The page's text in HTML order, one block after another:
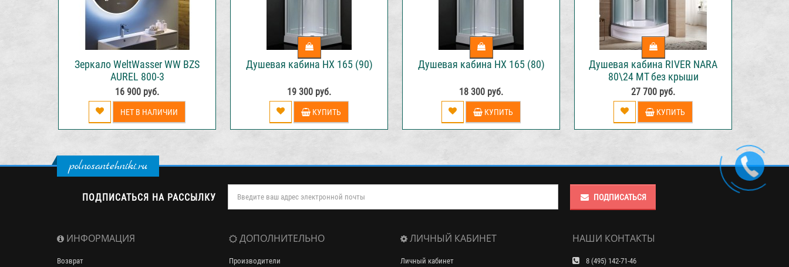
Зеркало WeltWasser WW BZS
AUREL 800-3
16 900 руб.
НЕТ В НАЛИЧИИ
Душевая кабина НХ 165 (90)
19 300 руб.
КУПИТЬ
Душевая кабина НХ 165 (80)
18 300 руб.
КУПИТЬ
Душевая кабина RIVER NARA
80\24 МТ без крыши
27 700 руб.
КУПИТЬ
polnosantehniki.ru
ПОДПИСАТЬСЯ НА РАССЫЛКУ ПОДПИСАТЬСЯ
ИНФОРМАЦИЯ
Возврат
ДОПОЛНИТЕЛЬНО
Производители
ЛИЧНЫЙ КАБИНЕТ
Личный кабинет
НАШИ КОНТАКТЫ
8 (495) 142-71-46